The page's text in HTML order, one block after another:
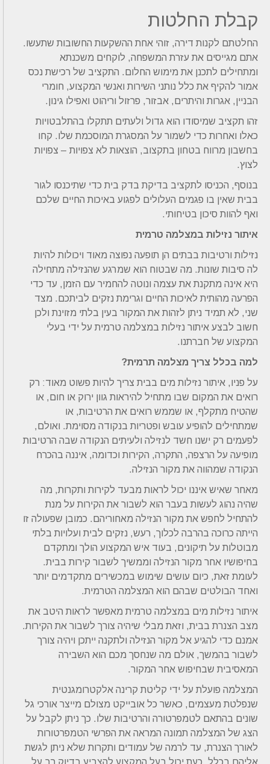
קבלת החלטות
החלטתם לקנות דירה, זוהי אחת ההשקעות החשובות שתעשו.
אתם מגייסים את עזרת המשפחה, לוקחים משכנתא
ומתחילים לתכנן את מימוש החלום. התקציב של רכישת נכס
אמור להקיף את כלל נותני השירות ואנשי המקצוע, חומרי
הבניין, אגרות והיתרים, אבזור, פרזול וריהוט ואפילו גינון.
זהו תקציב שמיסודו הוא גדול ולעתים תתקלו בהתלבטויות
כאלו ואחרות כדי לשמור על המסגרת המוסכמת שלו. קחו
בחשבון מרווח בטחון בתקצוב, הוצאות לא צפויות – צפויות
לצוץ.
בנוסף, הכניסו לתקציב בדיקת בדק בית כדי שתיכנסו לגור
בבית שאין בו פגמים העלולים לפגוע באיכות החיים שלכם
ואף להוות סיכון בטיחותי.
איתור נזילות במצלמה טרמית
נזילות ורטיבות בבתים הן תופעה נפוצה מאוד ויכולות להיות
לה סיבות שונות. מה שבטוח הוא שמרגע שהנזילה מתחילה
היא אינה מתקנת את עצמה ונוטה להחמיר עם הזמן, עד כדי
הפרעה מהותית לאיכות החיים וגרימת נזקים לביתכם. מצד
שני, לא תמיד ניתן לזהות את המקור בעין בלתי מזוינת ולכן
חשוב לבצע איתור נזילות במצלמה טרמית על ידי בעלי
המקצוע של חברתנו.
למה בכלל צריך מצלמה תרמית?
על פניו, איתור נזילות מים בבית צריך להיות פשוט מאוד: רק
רואים את המקום שבו מתחיל להיראות גוון ירוק או חום, או
שהטיח מתקלף, או שממש רואים את הרטיבות, או
שמתחילים להופיע עובש ופטריות בנקודה מסוימת. ואולם,
לפעמים רק ישנו חשד לנזילה ולעיתים הנקודה שבה הרטיבות
מופיעה על הרצפה, התקרה, הקירות וכדומה, איננה בהכרח
הנקודה שמהווה את מקור הנזילה.
מאחר שאיש איננו יכול לראות מבעד לקירות ותקרות, מה
שהיה נהוג לעשות בעבר הוא לשבור את הקירות על מנת
להתחיל לחפש את מקור הנזילה מאחוריהם. כמובן שפעולה זו
הייתה כרוכה בהרבה לכלוך, רעש, נזקים לבית ועלויות בלתי
מבוטלות על תיקונים, בעוד איש המקצוע הולך ומתקדם
בחיפושיו אחר מקור הנזילה וממשיך לשבור קירות בבית.
לעומת זאת, כיום עושים שימוש במכשירים מתקדמים יותר
ואחד הבולטים שבהם הוא המצלמה הטרמית.
איתור נזילות מים במצלמה טרמית מאפשר לראות היטב את
מצב הצנרת בבית, וזאת מבלי שיהיה צורך לשבור את הקירות.
אמנם כדי להגיע אל מקור הנזילה ולתקנה ייתכן ויהיה צורך
לשבור בהמשך, אולם מה שנחסך מכם הוא השבירה
המאסיבית שבחיפוש אחר המקור.
המצלמה פועלת על ידי קליטת קרינה אלקטרומגנטית
שנפלטת מעצמים, כאשר כל אובייקט מצולם מייצר אורכי גל
שונים בהתאם לטמפרטורה והרטיבות שלו. כך ניתן לקבל על
הצג של המצלמה תמונה המראה את הפרשי הטמפרטורות
לאורך הצנרת, עד לרמה של עמודים ותקרות שלא ניתן לגשת
אליהם בכלל. כעת יכול בעל המקצוע להצביע בדיוק רב על